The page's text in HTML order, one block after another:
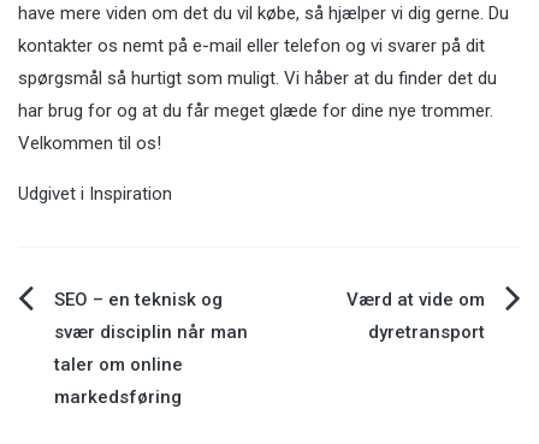
have mere viden om det du vil købe, så hjælper vi dig gerne. Du
kontakter os nemt på e-mail eller telefon og vi svarer på dit
spørgsmål så hurtigt som muligt. Vi håber at du finder det du
har brug for og at du får meget glæde for dine nye trommer.
Velkommen til os!
Udgivet i Inspiration
Indlægsnavigation
SEO – en teknisk og
svær disciplin når man
taler om online
markedsføring
Værd at vide om
dyretransport